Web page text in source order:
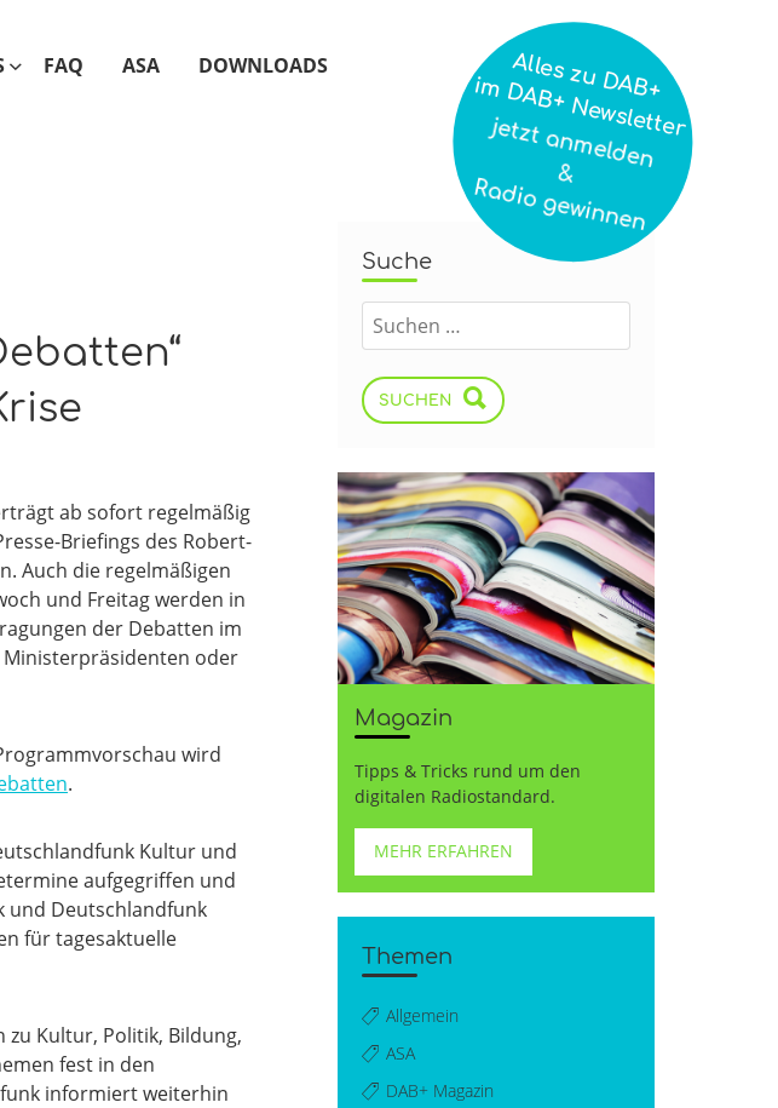
FAQ ASA DOWNLOADS
ab sofort regelmäßig
Briefings des Robert-
Auch die regelmäßigen
und Freitag werden in
der Debatten im
oder
wird
.
Kultur und
aufgegriffen und
und Deutschlandfunk
für tagesaktuelle
Kultur, Politik, Bildung,
fest in den
informiert weiterhin
Suche
SUCHEN
Magazin
Tipps & Tricks rund um den
digitalen Radiostandard.
MEHR ERFAHREN
Themen
Allgemein
ASA
DAB+ Magazin
Alles zu DAB+
im DAB+ Newsletter
jetzt anmelden
&
Radio gewinnen